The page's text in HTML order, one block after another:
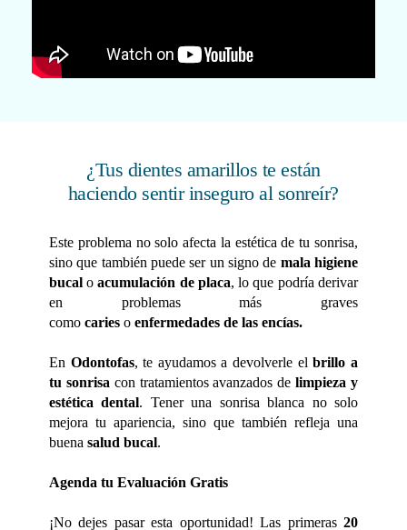
¿Tus dientes amarillos te están
haciendo sentir inseguro al sonreír?
Este problema no solo afecta la estética de tu sonrisa,
sino que también puede ser un signo de mala higiene
bucaloacumulación de placa, lo que podría derivar
en problemas más graves
como carieso enfermedades de las encías.
En Odontofas, te ayudamos a devolverle elbrillo a
tu sonrisa con tratamientos avanzados delimpieza y
estética dental. Tener una sonrisa blanca no solo
mejora tu apariencia, sino que también refleja una
buena salud bucal.
Agenda tu Evaluación Gratis
¡No dejes pasar esta oportunidad! Las primeras 20